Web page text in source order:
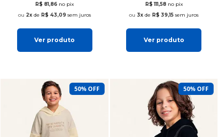
R$ 81,86 no pix
2x de R$ 43,09 sem juros
Ver produto
R$ 111,58 no pix
3x de R$ 39,15 sem juros
Ver produto
50% OFF 50% OFF